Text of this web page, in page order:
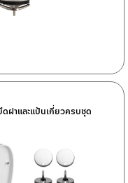
ฝาและแป้นเกี่ยวครบชุด